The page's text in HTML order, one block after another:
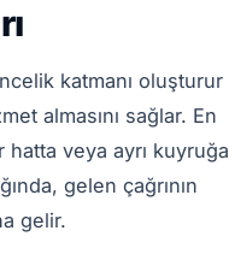
katmanı oluşturur
almasını sağlar. En
hatta veya ayrı kuyruğa
gelen çağrının
gelir.